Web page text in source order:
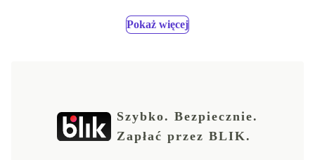
Pokaż więcej
Szybko. Bezpiecznie.
Zapłać przez BLIK.